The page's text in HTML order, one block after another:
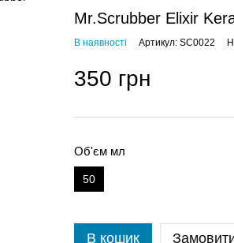
Mr.Scrubber Elixir
В наявності Артикул: SC0022
350 грн
Об'єм мл
50
В кошик